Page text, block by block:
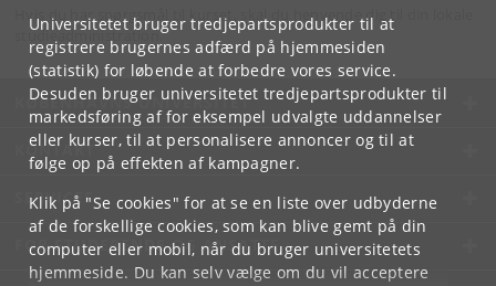
Universitetet bruger tredjepartsprodukter til at
registrere brugernes adfærd på hjemmesiden
(statistik) for løbende at forbedre vores service.
Desuden bruger universitetet tredjepartsprodukter til
markedsføring af for eksempel udvalgte uddannelser
eller kurser, til at personalisere annoncer og til at
følge op på effekten af kampagner.
Klik på "Se cookies" for at se en liste over udbyderne
af de forskellige cookies, som kan blive gemt på din
computer eller mobil, når du bruger universitetets
hjemmeside. Du kan selv vælge om du vil acceptere
Hvis du har spørgsmål til kurset, skal du henvende dig til din lokale
studieadministration.
KØBENHAVNS UNIVERSITET
KONTAKT
SERVICES
FOR STUDERENDE OG ANSATTE